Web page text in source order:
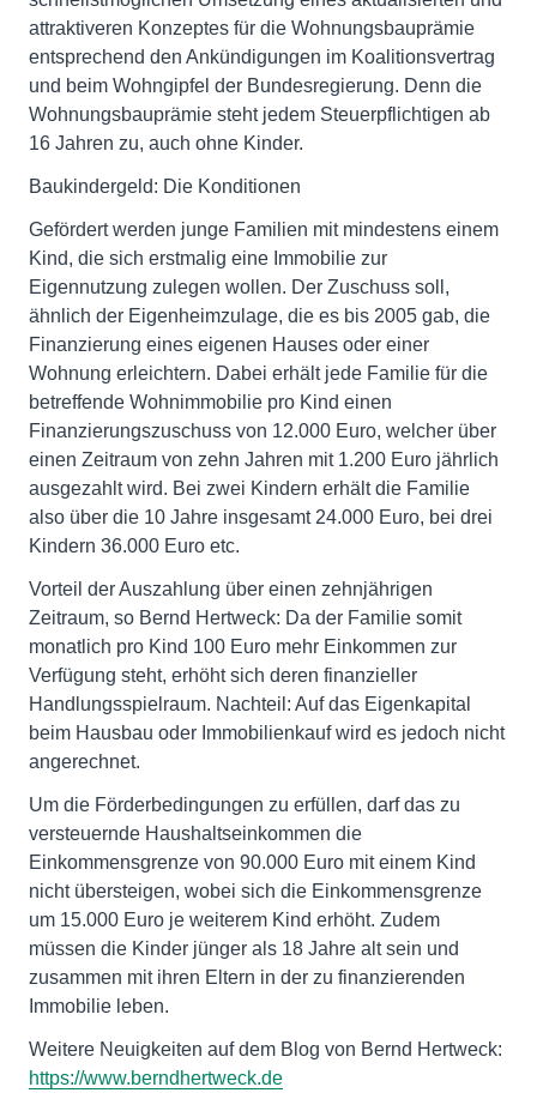
attraktiveren Konzeptes für die Wohnungsbauprämie
entsprechend den Ankündigungen im Koalitionsvertrag
und beim Wohngipfel der Bundesregierung. Denn die
Wohnungsbauprämie steht jedem Steuerpflichtigen ab
16 Jahren zu, auch ohne Kinder.
Baukindergeld: Die Konditionen
Gefördert werden junge Familien mit mindestens einem
Kind, die sich erstmalig eine Immobilie zur
Eigennutzung zulegen wollen. Der Zuschuss soll,
ähnlich der Eigenheimzulage, die es bis 2005 gab, die
Finanzierung eines eigenen Hauses oder einer
Wohnung erleichtern. Dabei erhält jede Familie für die
betreffende Wohnimmobilie pro Kind einen
Finanzierungszuschuss von 12.000 Euro, welcher über
einen Zeitraum von zehn Jahren mit 1.200 Euro jährlich
ausgezahlt wird. Bei zwei Kindern erhält die Familie
also über die 10 Jahre insgesamt 24.000 Euro, bei drei
Kindern 36.000 Euro etc.
Vorteil der Auszahlung über einen zehnjährigen
Zeitraum, so Bernd Hertweck: Da der Familie somit
monatlich pro Kind 100 Euro mehr Einkommen zur
Verfügung steht, erhöht sich deren finanzieller
Handlungsspielraum. Nachteil: Auf das Eigenkapital
beim Hausbau oder Immobilienkauf wird es jedoch nicht
angerechnet.
Um die Förderbedingungen zu erfüllen, darf das zu
versteuernde Haushaltseinkommen die
Einkommensgrenze von 90.000 Euro mit einem Kind
nicht übersteigen, wobei sich die Einkommensgrenze
um 15.000 Euro je weiterem Kind erhöht. Zudem
müssen die Kinder jünger als 18 Jahre alt sein und
zusammen mit ihren Eltern in der zu finanzierenden
Immobilie leben.
Weitere Neuigkeiten auf dem Blog von Bernd Hertweck:
https://www.berndhertweck.de